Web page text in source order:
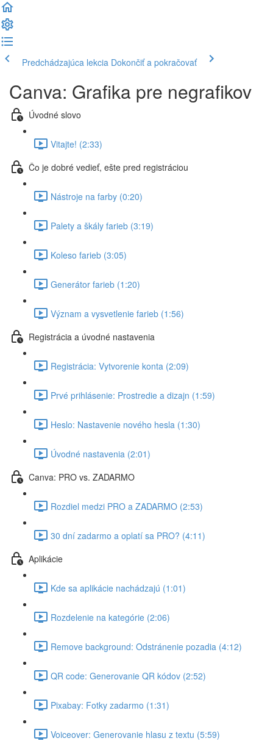
Predchádzajúca lekcia Dokončiť a pokračovať
Canva: Grafika pre negrafikov
Úvodné slovo
Vitajte! (2:33)
Čo je dobré vedieť, ešte pred registráciou
Nástroje na farby (0:20)
Palety a škály farieb (3:19)
Koleso farieb (3:05)
Generátor farieb (1:20)
Význam a vysvetlenie farieb (1:56)
Registrácia a úvodné nastavenia
Registrácia: Vytvorenie konta (2:09)
Prvé prihlásenie: Prostredie a dizajn (1:59)
Heslo: Nastavenie nového hesla (1:30)
Úvodné nastavenia (2:01)
Canva: PRO vs. ZADARMO
Rozdiel medzi PRO a ZADARMO (2:53)
30 dní zadarmo a oplatí sa PRO? (4:11)
Aplikácie
Kde sa aplikácie nachádzajú (1:01)
Rozdelenie na kategórie (2:06)
Remove background: Odstránenie pozadia (4:12)
QR code: Generovanie QR kódov (2:52)
Pixabay: Fotky zadarmo (1:31)
Voiceover: Generovanie hlasu z textu (5:59)